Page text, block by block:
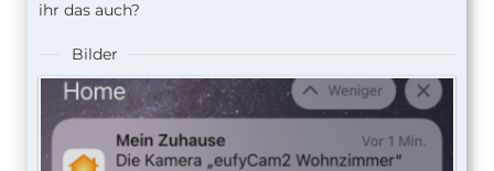
ihr das auch?
Bilder